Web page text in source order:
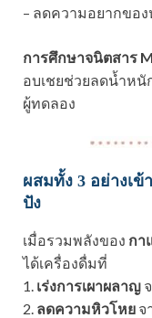
– ลดความอยากขอ
การศึกษาจนิตสาร
อบเชยช่วยลดน้ำห
ผู้ทดลอง
ผสมทั้ง 3 อย่างเ
ปัง
เมื่อรวมพลังของ กา
ได้เครื่องดื่มที่
1. เร่งการเผาผลาญ
2. ลดความหิวโหย จ